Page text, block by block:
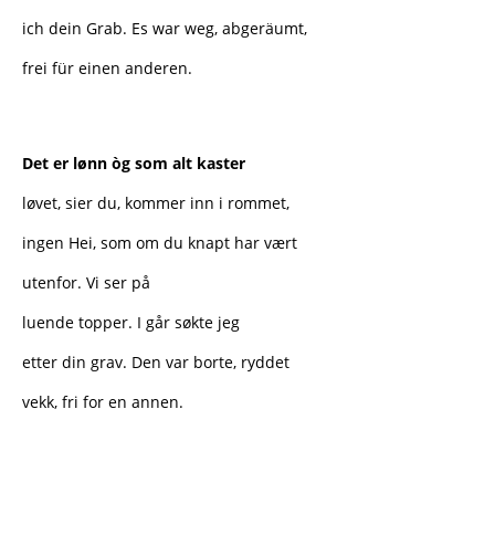
ich dein Grab. Es war weg, abgeräumt,
frei für einen anderen.
Det er lønn òg som alt kaster
løvet, sier du, kommer inn i rommet,
ingen Hei, som om du knapt har vært
utenfor. Vi ser på
luende topper. I går søkte jeg
etter din grav. Den var borte, ryddet
vekk, fri for en annen.